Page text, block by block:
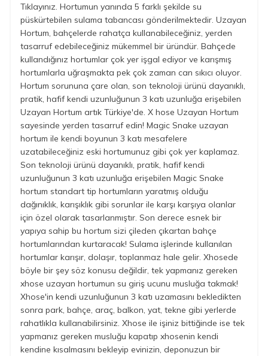
Tıklayınız. Hortumun yanında 5 farklı şekilde su
püskürtebilen sulama tabancası gönderilmektedir. Uzayan
Hortum, bahçelerde rahatça kullanabileceğiniz, yerden
tasarruf edebileceğiniz mükemmel bir üründür. Bahçede
kullandığınız hortumlar çok yer işgal ediyor ve karışmış
hortumlarla uğraşmakta pek çok zaman can sıkıcı oluyor.
Hortum sorununa çare olan, son teknoloji ürünü dayanıklı,
pratik, hafif kendi uzunluğunun 3 katı uzunluğa erişebilen
Uzayan Hortum artık Türkiye'de. X hose Uzayan Hortum
sayesinde yerden tasarruf edin! Magic Snake uzayan
hortum ile kendi boyunun 3 katı mesafelere
uzatabileceğiniz eski hortumunuz gibi çok yer kaplamaz.
Son teknoloji ürünü dayanıklı, pratik, hafif kendi
uzunluğunun 3 katı uzunluğa erişebilen Magic Snake
hortum standart tip hortumların yaratmış olduğu
dağınıklık, karışıklık gibi sorunlar ile karşı karşıya olanlar
için özel olarak tasarlanmıştır. Son derece esnek bir
yapıya sahip bu hortum sizi çileden çıkartan bahçe
hortumlarından kurtaracak! Sulama işlerinde kullanılan
hortumlar karışır, dolaşır, toplanmaz hale gelir. Xhosede
böyle bir şey söz konusu değildir, tek yapmanız gereken
xhose uzayan hortumun su giriş ucunu musluğa takmak!
Xhose'in kendi uzunluğunun 3 katı uzamasını bekledikten
sonra park, bahçe, araç, balkon, yat, tekne gibi yerlerde
rahatlıkla kullanabilirsiniz. Xhose ile işiniz bittiğinde ise tek
yapmanız gereken musluğu kapatıp xhosenin kendi
kendine kısalmasını bekleyip evinizin, deponuzun bir